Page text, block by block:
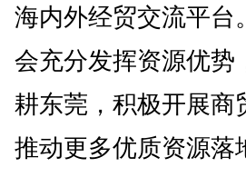
海内外经贸交流平台
会充分发挥资源优势
耕东莞，积极开展商
推动更多优质资源落